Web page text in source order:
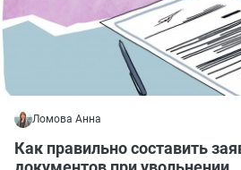
Ломова Анна
Как правильно составить